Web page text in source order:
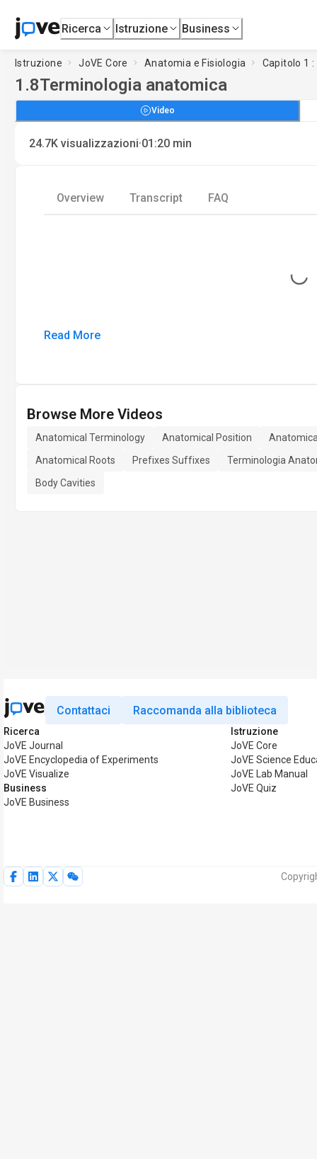
Ricerca Istruzione Business
Istruzione JoVE Core Anatomia e Fisiologia Capitolo 1
1.8Terminologia anatomica
Video
24.7K visualizzazioni·01:20 min
Overview Transcript FAQ
Loading...
Read More
Browse More Videos
Anatomical Terminology Anatomical Position
Anatomical Roots
Prefixes Suffixes
Terminologia
Body Cavities
Contattaci Raccomanda alla biblioteca
Ricerca
JoVE Journal
JoVE Encyclopedia of Experiments
JoVE Visualize
Business
JoVE Business
Istruzione
JoVE Core
JoVE Science
JoVE Lab Manual
JoVE Quiz